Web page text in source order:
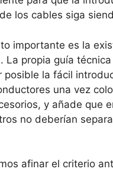
los cables siga
importante es la
La propia guía
posible la fácil
una vez
y añade que
no deberían
afinar el criterio